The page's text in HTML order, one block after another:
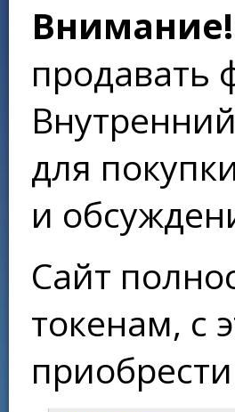
продавать
для
и
Сайт
токенам, с